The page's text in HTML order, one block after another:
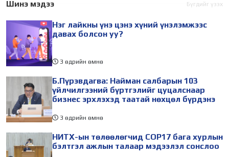
өдөр зохион
холбогдуулан Нийслэлийн
төлөөлөгчид Монгол
айлчлалынхаа хүрээнд
Шинэ мэдээ Бүгдийг үзэх
Нэг лайкны үнэ цэнэ хүний үнэлэмжээс
давах болсон уу?
3 өдрийн өмнө
Б.Пүрэвдагва: Найман салбарын 103
үйлчилгээний бүртгэлийг цуцалснаар
бизнес эрхлэхэд таатай нөхцөл бүрдэнэ
3 өдрийн өмнө
НИТХ-ын төлөөлөгчид COP17 бага хурлын
бэлтгэл ажлын талаар мэдээлэл сонслоо